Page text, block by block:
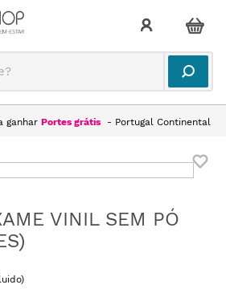
ganhar Portes grátis - Portugal Continental
VINIL SEM PÓ